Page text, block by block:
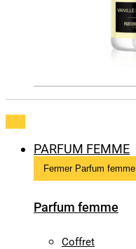
PARFUM FEMME
Fermer Parfum femme
Parfum femme
Coffret